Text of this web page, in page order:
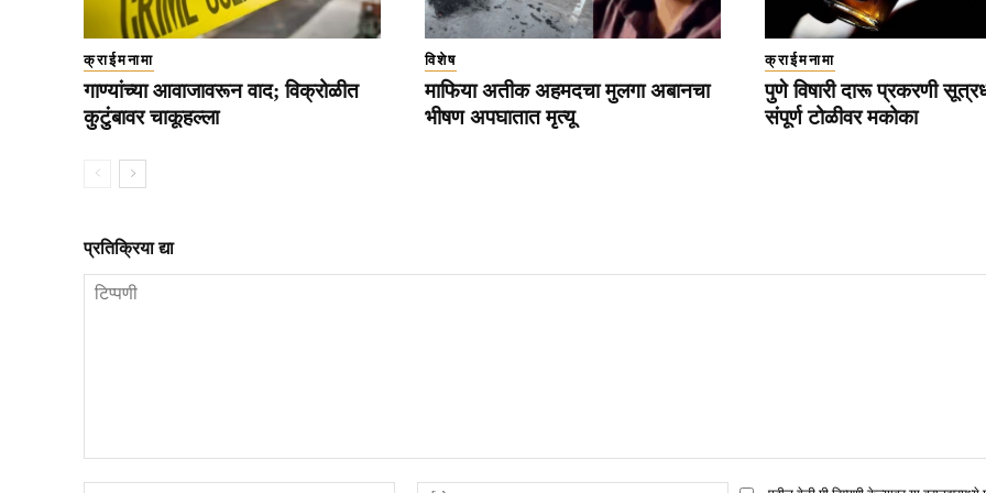
क्राईमनामा
गाण्यांच्या आवाजावरून वाद; विक्रोळीत
कुटुंबावर चाकूहल्ला
विशेष
माफिया अतीक अहमदचा मुलगा अबानचा
भीषण अपघातात मृत्यू
क्राईमनामा
पुणे विषारी दारू प्रकरणी
संपूर्ण टोळीवर मकोका
प्रतिक्रिया द्या